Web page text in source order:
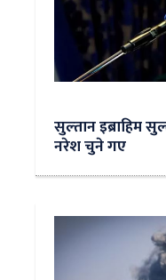
सुल्‍तान इब्राहिम
नरेश चुने गए